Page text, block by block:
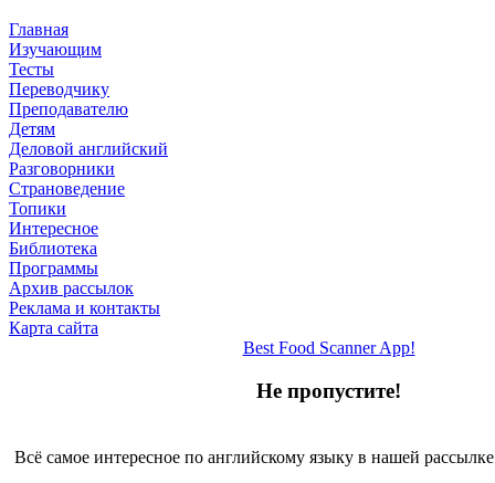
Главная
Изучающим
Тесты
Переводчику
Преподавателю
Детям
Деловой английский
Разговорники
Страноведение
Топики
Интересное
Библиотека
Программы
Архив рассылок
Реклама и контакты
Карта сайта
Best Food Scanner App!
Не пропустите!
Всё самое интересное по английскому языку в нашей